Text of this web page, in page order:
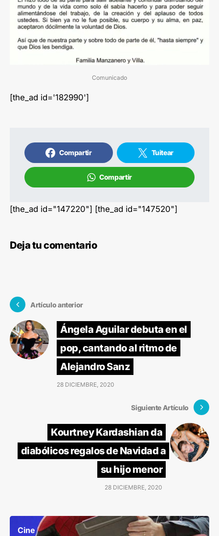
Comunicado
[the_ad id='182990']
Compartir Tuitear
Compartir
[the_ad id="147220"] [the_ad id="147520"]
Deja tu comentario
Artículo anterior
Ángela Aguilar debuta en el
pop, cantando al ritmo de
Alejandro Sanz
28 DICIEMBRE, 2020
Siguiente Artículo
Kourtney Kardashian da
diabólicos regalos de Navidad a
su hijo menor
28 DICIEMBRE, 2020
Cine